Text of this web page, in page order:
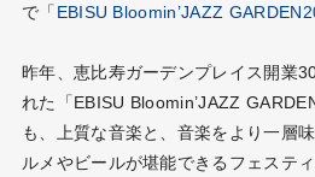
で「 EBISU Bloomin’JAZZ
昨年、恵比寿ガーデンプレイス開業
れた「EBISU Bloomin’JAZZ
も、上質な音楽と、音楽をより一層
ルメやビールが堪能できるフェステ